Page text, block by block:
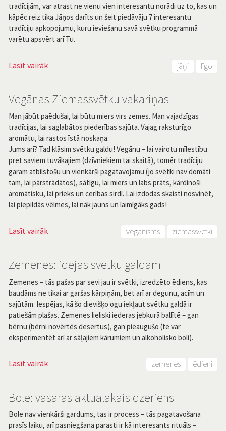
tradīcijām, var atrast ne vienu vien interesantu norādi uz to, kas un
kāpēc reiz tika Jāņos darīts un šeit piedāvāju 7 interesantu
tradīciju apkopojumu, kuru ieviešanu savā svētku programmā
varētu apsvērt arī Tu.
Lasīt vairāk jāņi līgo
Vegānas Ziemassvētku vakariņas
Man jābūt paēdušai, lai būtu miers virs zemes. Man vajadzīgas
tradīcijas, lai saglabātos piederības sajūta. Vajag raksturīgo
aromātu, lai rastos īstā noskaņa.
Jums arī? Tad klāsim svētku galdu! Vegānu – lai vairotu mīlestību
pret saviem tuvākajiem (dzīvniekiem tai skaitā), tomēr tradīciju
garam atbilstošu un vienkārši pagatavojamu (jo svētki nav domāti
tam, lai pārstrādātos), sātīgu, lai miers un labs prāts, kārdinoši
aromātisku, lai prieks un cerības sirdī. Lai izdodas skaisti nosvinēt,
lai piepildās vēlmes, lai nāk jauns un laimīgāks gads!
Lasīt vairāk vegānisms ziemassvētki
Zemenes: idejas svētku galdam
Zemenes – tās pašas par sevi jau ir svētki, izredzēto ēdiens, kas
baudāms ne tikai ar garšas kārpiņām, bet arī ar degunu, acīm un
sajūtām. Iespējas, kā šo dievišķo ogu iekļaut svētku galdā ir
patiešām plašas. Zemenes lieliski iederas jebkurā ballītē – gan
bērnu (bērni novērtēs desertus), gan pieaugušo (te var
eksperimentēt arī ar sāļajiem kārumiem un alkoholisko boli).
Lasīt vairāk zemenes ēdieni
Bole: vasaras aktuālākais dzēriens
Bole nav vienkārši gardums, tas ir process – tās pagatavošana
prasīs laiku, arī pasniegšana parasti ir kā interesants rituāls –